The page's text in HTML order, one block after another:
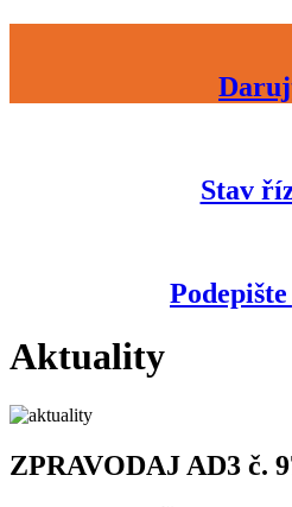
Stav
Aktuality
ZPRAVODAJ AD3 č.